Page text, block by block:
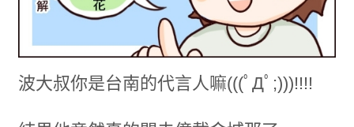
波大叔你是台南的代言人嘛(((ﾟДﾟ;)))!!!!